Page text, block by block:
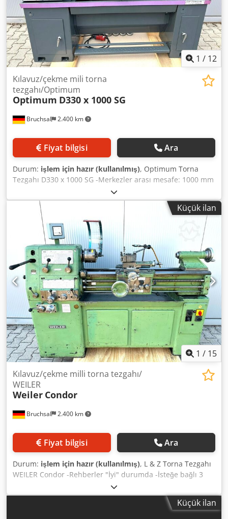
1 / 12
Bruchsal 2.400 km
Kılavuz/çekme mili torna
tezgahı/Optimum
Optimum D330 x 1000 SG
Fiyat bilgisi Ara
Durum: işlem için hazır (kullanılmış), Optimum Torna
Tezgahı D330 x 1000 SG -Merkezler arası mesafe: 1000 mm
-Yatak üzerinde dönme çapı: 330 mm -Kılavuz üzerinde
dönme çapı: yaklaşık 190–200 mm -Mil deliği: yaklaşık 38
mm -Mil bağlantısı: Kamlı bağlantı (çoğunlukla D1-4) -Devir
aralığı: yaklaşık 70 – 2000 dev/dak (kademe ayarlı) -
Beslemeler: boyuna ve enine, otomatik -Diş açma: metrik
ve inç diş açma imkanı -Motor gücü: yaklaşık 1,5 – 2,2 kW -
Gerilim: 400 V / 3 faz -Sabit mengene bağlantısı: MK3 -Mil
bağlantısı: MK5 -Çalışma lambası -Üç çeneli mengene -13
adet düz disk/sürükleme diski -1 adet çelik tutucu ile
Multifix Dcedpfx Asztdv Temuek -Tezgah ayakları -
Mengene koruyucusu Ölçüler: Uzunluk x Genişlik x
Yükseklik 1,9 x 0,7 x 1,5 metre / Ağırlık 700 kg
Küçük ilan
1 / 15
Bruchsal 2.400 km
Kılavuz/çekme milli torna tezgahı/
WEILER
Weiler Condor
Fiyat bilgisi Ara
Durum: işlem için hazır (kullanılmış), L & Z Torna Tezgahı
WEILER Condor -Rehberler "İyi" durumda -İsteğe bağlı 3
eksenli dijital gösterge -Merkez yüksekliği 165 mm -Yatak
üzerinde dönme çapı 330 mm -Merkezler arası mesafe 800
mm -Devir aralığı 28-2800 devir/dakika -Otomatik boyuna /
Küçük ilan